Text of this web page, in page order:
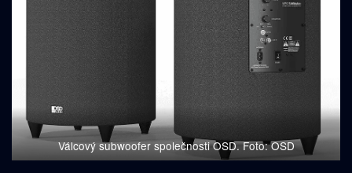
Válcový subwoofer společnosti OSD. Foto: OSD